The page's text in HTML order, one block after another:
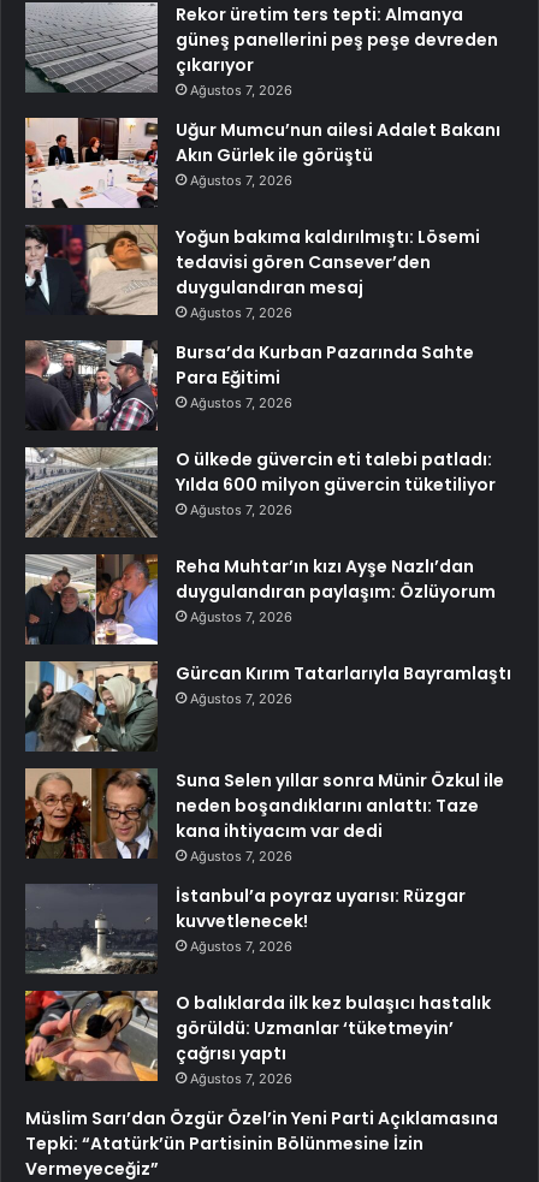
Rekor üretim ters tepti: Almanya
güneş panellerini peş peşe devreden
çıkarıyor
Ağustos 7, 2026
Uğur Mumcu’nun ailesi Adalet Bakanı
Akın Gürlek ile görüştü
Ağustos 7, 2026
Yoğun bakıma kaldırılmıştı: Lösemi
tedavisi gören Cansever’den
duygulandıran mesaj
Ağustos 7, 2026
Bursa’da Kurban Pazarında Sahte
Para Eğitimi
Ağustos 7, 2026
O ülkede güvercin eti talebi patladı:
Yılda 600 milyon güvercin tüketiliyor
Ağustos 7, 2026
Reha Muhtar’ın kızı Ayşe Nazlı’dan
duygulandıran paylaşım: Özlüyorum
Ağustos 7, 2026
Gürcan Kırım Tatarlarıyla Bayramlaştı
Ağustos 7, 2026
Suna Selen yıllar sonra Münir Özkul ile
neden boşandıklarını anlattı: Taze
kana ihtiyacım var dedi
Ağustos 7, 2026
İstanbul’a poyraz uyarısı: Rüzgar
kuvvetlenecek!
Ağustos 7, 2026
O balıklarda ilk kez bulaşıcı hastalık
görüldü: Uzmanlar ‘tüketmeyin’
çağrısı yaptı
Ağustos 7, 2026
Müslim Sarı’dan Özgür Özel’in Yeni Parti Açıklamasına
Tepki: “Atatürk’ün Partisinin Bölünmesine İzin
Vermeyeceğiz”